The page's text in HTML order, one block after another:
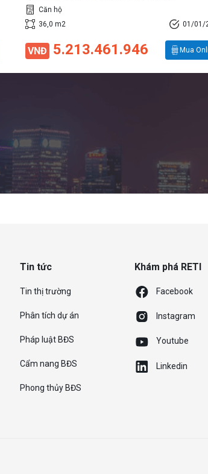
Căn hộ
36,0 m2
01/01/
VNĐ 5.213.461.946 Mua
Tin tức
Tin thị trường
Phân tích dự án
Pháp luật BĐS
Cẩm nang BĐS
Phong thủy BĐS
Khám phá RETI
Facebook
Instagram
Youtube
Linkedin